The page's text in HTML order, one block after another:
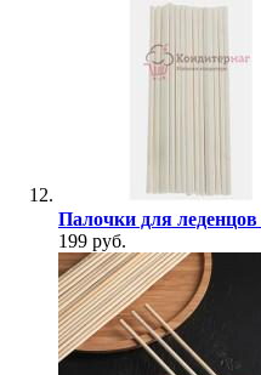
Палочки для
199 руб.